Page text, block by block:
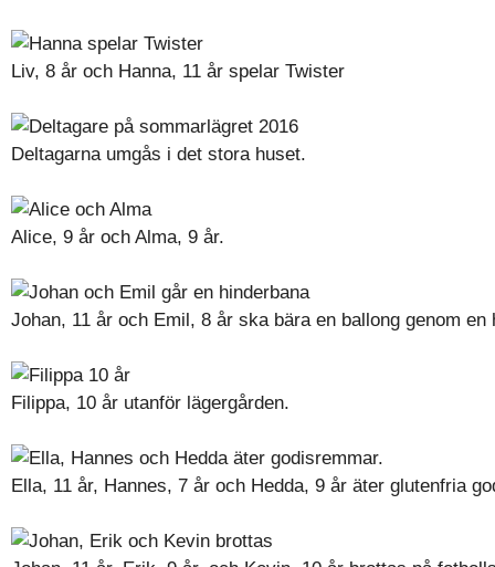
Liv, 8 år och Hanna, 11 år spelar Twister
Deltagarna umgås i det stora huset.
Alice, 9 år och Alma, 9 år.
Johan, 11 år och Emil, 8 år ska bära en ballong genom en
Filippa, 10 år utanför lägergården.
Ella, 11 år, Hannes, 7 år och Hedda, 9 år äter glutenfria